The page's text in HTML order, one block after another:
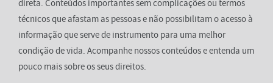
direta. Conteúdos importantes sem complicações ou termos
técnicos que afastam as pessoas e não possibilitam o acesso à
informação que serve de instrumento para uma melhor
condição de vida. Acompanhe nossos conteúdos e entenda um
pouco mais sobre os seus direitos.